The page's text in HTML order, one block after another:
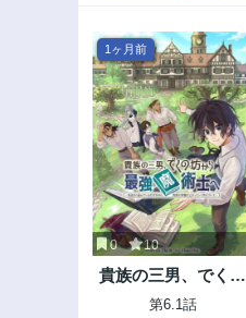
1ヶ月前
0 10
貴族の三男、でくの
坊から最強魔術士
第6.1話